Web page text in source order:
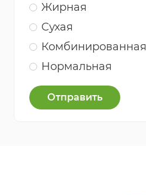
Жирная
Сухая
Комбинированная
Нормальная
Отправить